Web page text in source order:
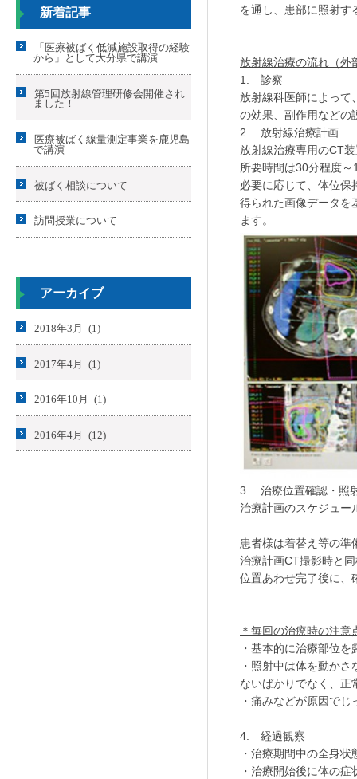
を通し、患部に照射す
放射線治療の流れ （
1. 診察
放射線科医師によって
の効果、副作用などの
2. 放射線治療計画
放射線治療専用のCT
所要時間は30分程度
必要に応じて、体位保
得られた画像データを
ます。
3. 治療位置確認・照
治療計画のスケジュー
患者様は着替え等の準
治療計画CT撮影時と
位置あわせ完了後に、
＊毎回の治療時の注意
・基本的に治療部位
・照射中は体を動か
ないばかりでなく、正
・痛みなどが原因で
4. 経過観察
・治療期間中の全身
・治療開始後に体の
新着記事
「医療被ばく低減施設取得の経験
から」として大分県で講演
第5回放射線管理研修会開催され
ました！
医療被ばく線量測定事業を鹿児島
で講演
被ばく相談について
訪問授業について
アーカイブ
2018年3月 (1)
2017年4月 (1)
2016年10月 (1)
2016年4月 (12)